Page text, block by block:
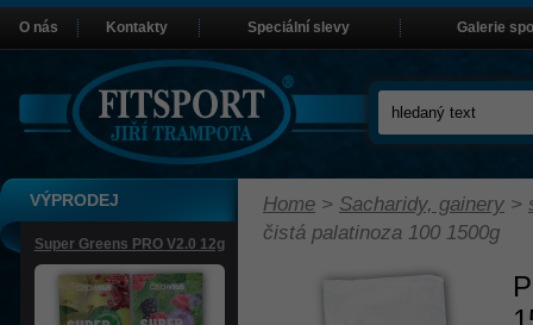
Home > Sacharidy, gainery >
čistá palatinoza 100 1500g
VÝPRODEJ
Super Greens PRO V2.0 12g
O nás Kontakty Speciální slevy Galerie